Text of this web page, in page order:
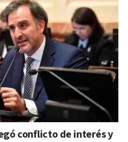
conflicto de interés y